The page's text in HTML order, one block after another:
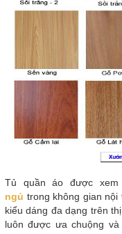
Tủ quần áo được
ngủ trong không gian nội
kiểu dáng đa dạng trên
luôn được ưa chuộng